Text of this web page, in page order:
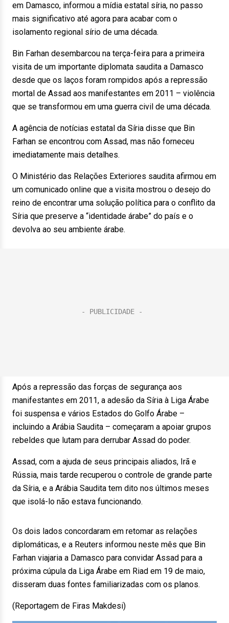
em Damasco, informou a mídia estatal síria, no passo
mais significativo até agora para acabar com o
isolamento regional sírio de uma década.
Bin Farhan desembarcou na terça-feira para a primeira
visita de um importante diplomata saudita a Damasco
desde que os laços foram rompidos após a repressão
mortal de Assad aos manifestantes em 2011 – violência
que se transformou em uma guerra civil de uma década.
A agência de notícias estatal da Síria disse que Bin
Farhan se encontrou com Assad, mas não forneceu
imediatamente mais detalhes.
O Ministério das Relações Exteriores saudita afirmou em
um comunicado online que a visita mostrou o desejo do
reino de encontrar uma solução política para o conflito da
Síria que preserve a “identidade árabe” do país e o
devolva ao seu ambiente árabe.
Após a repressão das forças de segurança aos
manifestantes em 2011, a adesão da Síria à Liga Árabe
foi suspensa e vários Estados do Golfo Árabe –
incluindo a Arábia Saudita – começaram a apoiar grupos
rebeldes que lutam para derrubar Assad do poder.
Assad, com a ajuda de seus principais aliados, Irã e
Rússia, mais tarde recuperou o controle de grande parte
da Síria, e a Arábia Saudita tem dito nos últimos meses
que isolá-lo não estava funcionando.
Os dois lados concordaram em retomar as relações
diplomáticas, e a Reuters informou neste mês que Bin
Farhan viajaria a Damasco para convidar Assad para a
próxima cúpula da Liga Árabe em Riad em 19 de maio,
disseram duas fontes familiarizadas com os planos.
(Reportagem de Firas Makdesi)